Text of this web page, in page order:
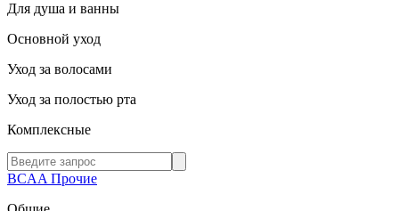
Для душа и ванны
Основной уход
Уход за волосами
Уход за полостью рта
Комплексные
BCAA Прочие